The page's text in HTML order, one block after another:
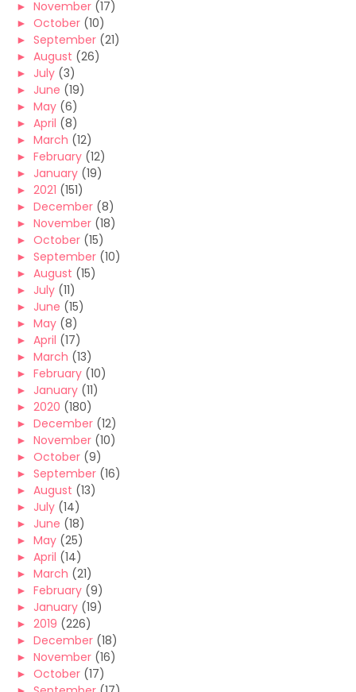
► November (17)
► October (10)
► September (21)
► August (26)
► July (3)
► June (19)
► May (6)
► April (8)
► March (12)
► February (12)
► January (19)
► 2021 (151)
► December (8)
► November (18)
► October (15)
► September (10)
► August (15)
► July (11)
► June (15)
► May (8)
► April (17)
► March (13)
► February (10)
► January (11)
► 2020 (180)
► December (12)
► November (10)
► October (9)
► September (16)
► August (13)
► July (14)
► June (18)
► May (25)
► April (14)
► March (21)
► February (9)
► January (19)
► 2019 (226)
► December (18)
► November (16)
► October (17)